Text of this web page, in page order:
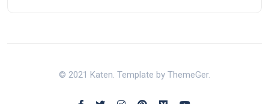
© 2021 Katen. Template by ThemeGer.